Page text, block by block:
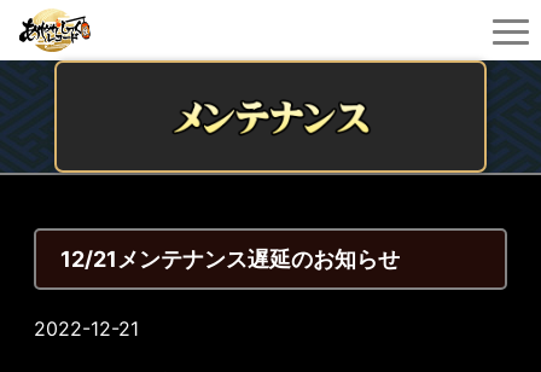
12/21メンテナンス遅延のお知らせ
2022-12-21